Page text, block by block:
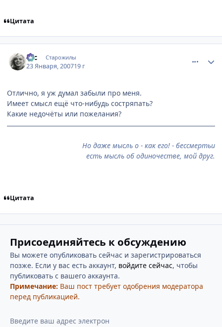
Цитата
asc Старожилы
23 Января, 200719 г
Отлично, я уж думал забыли про меня.
Имеет смысл ещё что-нибудь состряпать?
Какие недочёты или пожелания?
Но даже мысль о - как его! - бессмертьи
есть мысль об одиночестве, мой друг.
Цитата
Присоединяйтесь к обсуждению
Вы можете опубликовать сейчас и зарегистрироваться
позже. Если у вас есть аккаунт, войдите сейчас, чтобы
публиковать с вашего аккаунта.
Примечание: Ваш пост требует одобрения модератора
перед публикацией.